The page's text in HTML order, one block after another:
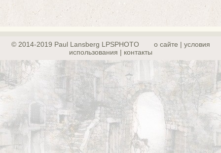
© 2014-2019 Paul Lansberg LPSPHOTO
о сайте | yсловия
использования | контакты